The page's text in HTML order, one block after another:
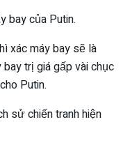
bay của Putin.
xác máy bay sẽ là
trị giá gấp vài chục
Putin.
sử chiến tranh hiện